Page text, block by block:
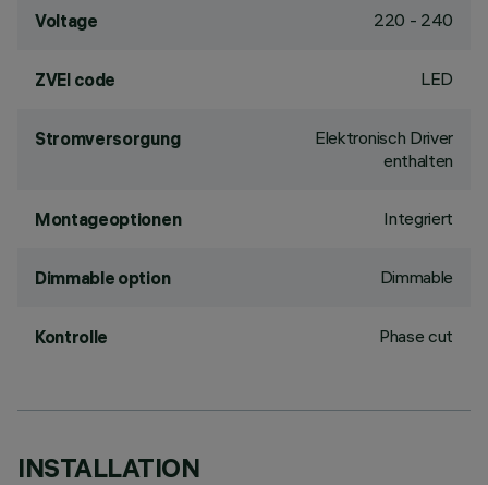
Voltage 220 - 240
ZVEI code LED
Stromversorgung
Elektronisch Driver
enthalten
Montageoptionen Integriert
Dimmable option Dimmable
Kontrolle Phase cut
INSTALLATION